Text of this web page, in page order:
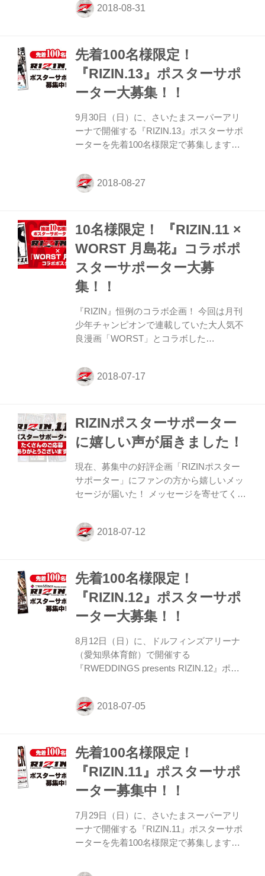
何卒ご了承下さい。 また次回のポスターサ
先着100名様限定！
『RIZIN.13』ポスターサポ
ーター大募集！！
9月30日（日）に、さいたまスーパーアリ
ーナで開催する『RIZIN.13』ポスターサポ
ーターを先着100名様限定で募集します！
で『RIZIN.13』のポスター掲示にご協力い
ただける方は、下記の注意事項をご確認い
みは9月20日（水）18時締切（但し、締め
切り前でも定員になり次第、締め切らせて
いただく場合がございます）。 ※注意事項
※ ・個人の方はお申込みいただけませんの
で、予めご了承ください。 ・ポスターサイ
ズはB2とB3サイズ 各1枚ずつの合計2枚と
なります。 ・ポスター...
10名様限定！ 『RIZIN.11 ×
WORST 月島花』コラボポ
スターサポーター大募
集！！
『RIZIN』恒例のコラボ企画！ 今回は月刊
少年チャンピオンで連載していた大人気不
良漫画「WORST」とコラボした
登場だ。 今回は特別企画として限定で10名
にプレゼント！！ ポスターサポーターとし
示にご協力いただける方は、下記の注意事
項をご確認いただき、ご同意の上、入力フ
ォームより必要事項のご入力をお願い致し
ます。 お申込みは7月22日（日）18時締
切。 さらに！ このコラボポスターが
『RIZIN.11』会場のグッズ売り場で限定販
RIZINポスターサポーター
に嬉しい声が届きました！
現在、募集中の好評企画「RIZINポスター
サポーター」にファンの方から嬉しいメッ
セージが届いた！ メッセージを寄せてくれ
KICKBOXING CLUB朝日テレビカルチャー
島田スクール」の皆さんだ。こちらのスク
ングをしている。 「今回、RIZINを初めて
知った会員さんもいて、みんな当日を楽し
みにしております。世界のRIZINに関われ
たことが、何より幸せです」とスクールに
ました。ありがとうございます！ 会場で皆
様にお会いできるのを楽しみにして...
先着100名様限定！
『RIZIN.12』ポスターサポ
ーター大募集！！
8月12日（日）に、ドルフィンズアリーナ
（愛知県体育館）で開催する
『RWEDDINGS presents RIZIN.12』ポス
します！ ジム・道場、飲食店やその他の店
舗・企業で『RIZIN.12』のポスター掲示に
ムより必要事項のご入力をお願い致しま
す。 お申込みは7月31日（火）18時締切
（但し、締め切り前でも定員になり次第、
締め切らせていただく場合がございま
みいただけませんので、予めご了承くださ
い。 ・ポスターサイズはB2とB3サ...
先着100名様限定！
『RIZIN.11』ポスターサポ
ーター募集中！！
7月29日（日）に、さいたまスーパーアリ
ーナで開催する『RIZIN.11』ポスターサポ
ーターを先着100名様限定で募集します！
で『RIZIN.11』のポスター掲示にご協力い